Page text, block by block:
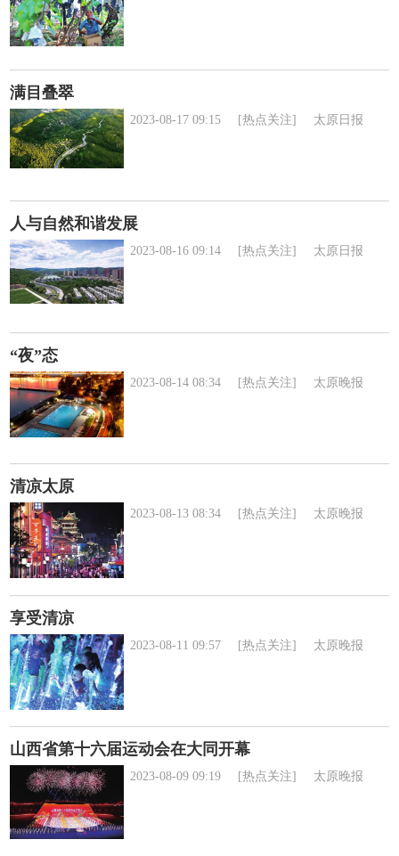
满目叠翠
2023-08-17 09:15 [热点关注] 太原日报
人与自然和谐发展
2023-08-16 09:14 [热点关注] 太原日报
“夜”态
2023-08-14 08:34 [热点关注] 太原晚报
清凉太原
2023-08-13 08:34 [热点关注] 太原晚报
享受清凉
2023-08-11 09:57 [热点关注] 太原晚报
山西省第十六届运动会在大同开幕
2023-08-09 09:19 [热点关注] 太原晚报